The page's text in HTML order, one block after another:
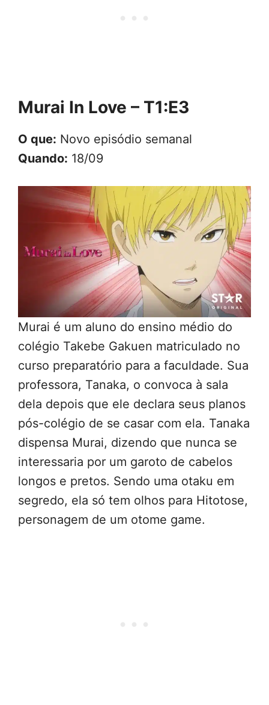
Murai In Love – T1:E3
O que: Novo episódio semanal
Quando: 18/09
Murai é um aluno do ensino médio do
colégio Takebe Gakuen matriculado no
curso preparatório para a faculdade. Sua
professora, Tanaka, o convoca à sala
dela depois que ele declara seus planos
pós-colégio de se casar com ela. Tanaka
dispensa Murai, dizendo que nunca se
interessaria por um garoto de cabelos
longos e pretos. Sendo uma otaku em
segredo, ela só tem olhos para Hitotose,
personagem de um otome game.